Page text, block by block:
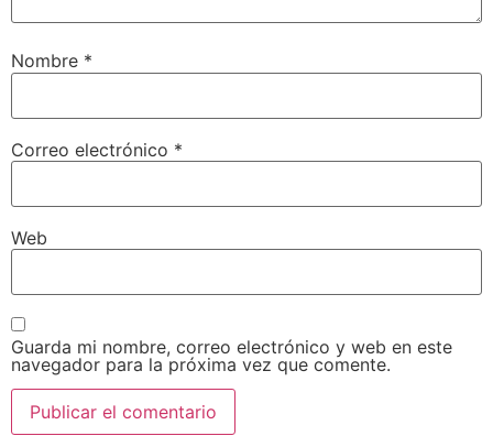
Nombre *
Correo electrónico *
Web
Guarda mi nombre, correo electrónico y web en este
navegador para la próxima vez que comente.